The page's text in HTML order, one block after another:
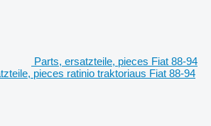
Parts, ersatzteile, pieces Fiat 88-94
pieces ratinio traktoriaus Fiat 88-94